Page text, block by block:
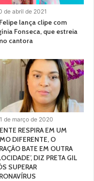
de abril de 2021
lança clipe com
Fonseca, que estreia
cantora
de março de 2020
RESPIRA EM UM
DIFERENTE, O
BATE EM OUTRA
DIZ PRETA GIL
SUPERAR